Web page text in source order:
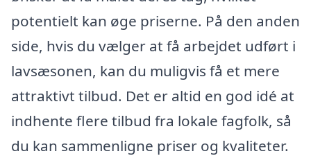
potentielt kan øge priserne. På den anden
side, hvis du vælger at få arbejdet udført i
lavsæsonen, kan du muligvis få et mere
attraktivt tilbud. Det er altid en god idé at
indhente flere tilbud fra lokale fagfolk, så
du kan sammenligne priser og kvaliteter.